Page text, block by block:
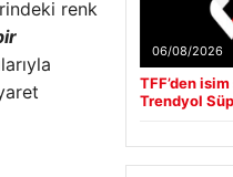
renk
06/08/2026
TFF’den
Trendyol